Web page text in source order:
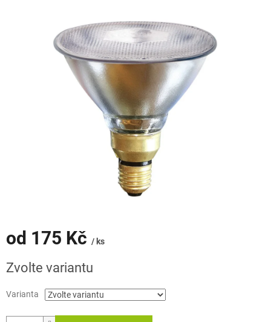
od 175 Kč / ks
cena:
Zvolte variantu
Varianta